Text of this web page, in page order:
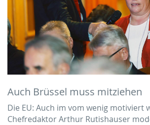
Auch Brüssel muss mitziehen
Die EU: Auch im vom wenig motiviert
Chefredaktor Arthur Rutishauser